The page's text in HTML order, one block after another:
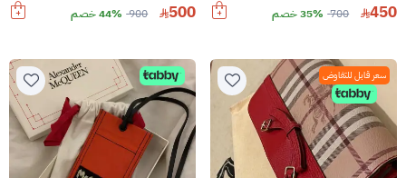
450
700 35% خصم 500
900 44% خصم
سعر قابل للتفاوض